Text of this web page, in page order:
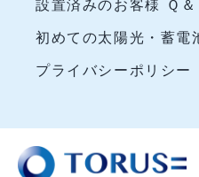
設置済みのお客様 Ｑ＆
初めての太陽光・蓄電
プライバシーポリシー